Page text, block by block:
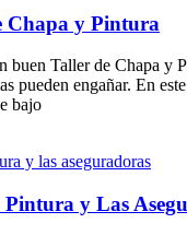
Chapa y Pintura
buen Taller de Chapa y
pueden engañar. En
bajo
y Las